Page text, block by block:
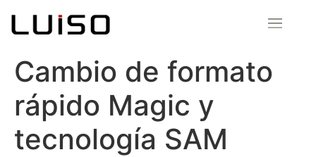
Cambio de formato
rápido Magic y
tecnología SAM